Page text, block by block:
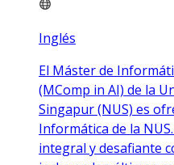
Inglés
El Máster de
(MComp in AI) de la
Singapur (NUS) es
Informática de la
integral y desafiante